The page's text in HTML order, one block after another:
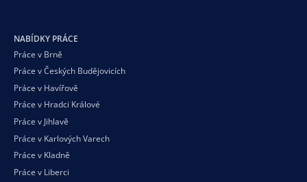
NABÍDKY PRÁCE
Práce v Brně
Práce v Českých Budějovicích
Práce v Havířově
Práce v Hradci Králové
Práce v Jihlavě
Práce v Karlových Varech
Práce v Kladně
Práce v Liberci